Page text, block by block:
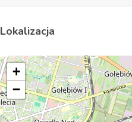
Lokalizacja
+
−